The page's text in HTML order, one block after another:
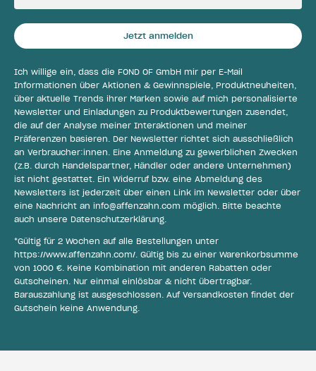
Jetzt anmelden
Ich willige ein, dass die FOND OF GmbH mir per E-Mail
Informationen über Aktionen & Gewinnspiele, Produktneuheiten,
über aktuelle Trends ihrer Marken sowie auf mich personalisierte
Newsletter und Einladungen zu Produktbewertungen zusendet,
die auf der Analyse meiner Interaktionen und meiner
Präferenzen basieren. Der Newsletter richtet sich ausschließlich
an Verbraucher:innen. Eine Anmeldung zu gewerblichen Zwecken
(z.B. durch Handelspartner, Händler oder andere Unternehmen)
ist nicht gestattet. Ein Widerruf bzw. eine Abmeldung des
Newsletters ist jederzeit über einen Link im Newsletter oder über
eine Nachricht an info@affenzahn.com möglich. Bitte beachte
auch unsere Datenschutzerklärung.
*Gültig für 2 Wochen auf alle Bestellungen unter
https://www.affenzahn.com/. Gültig bis zu einer Warenkorbsumme
von 1000 €. Keine Kombination mit anderen Rabatten oder
Gutscheinen. Nur einmal einlösbar & nicht übertragbar.
Barauszahlung ist ausgeschlossen. Auf Versandkosten findet der
Gutschein keine Anwendung.